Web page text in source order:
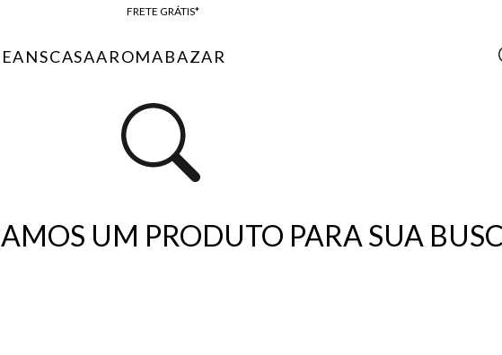
FRETE GRÁTIS*
10% OFF NA PRIMEIRA COMPRA*
CASAAROMABAZAR
UM PRODUTO PARA SUA